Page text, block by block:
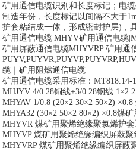
矿用通信电缆识别和长度标记；电
制造年份，长度标记以间隔不大于
护套粘结成一体，形成密封护层)，
矿用通信电缆|MHYV矿用通信电缆
矿用屏蔽通信电缆MHYVRP|矿用通
缆｜矿用阻燃通信电缆
矿用通信电缆采用标准： MT818.14-
MHJYV 4/0.28铜线+3/0.28钢线
MHYAV 1/0.8 (20×2 30×2 50×2)
MHYA32 (30×2 50×2 80×2) ×0.8煤
MHYVR 煤矿用聚烯绝缘聚氯烯护
MHYVP 煤矿用聚烯绝缘编织屏蔽
MHYVRP 煤矿用聚烯绝缘编织屏蔽